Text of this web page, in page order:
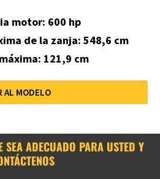
motor: 600 hp
de la zanja: 548,6 cm
121,9 cm
AL MODELO
SEA ADECUADO PARA USTED Y